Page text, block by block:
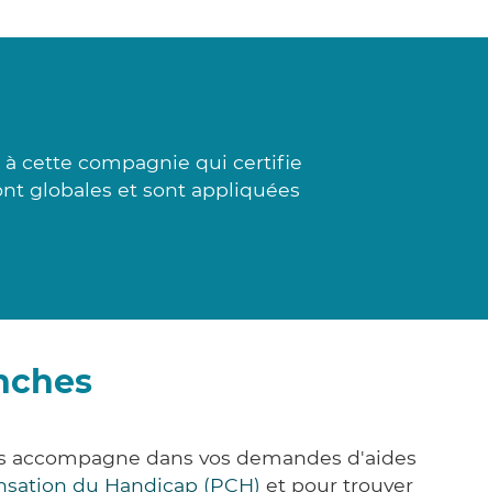
à cette compagnie qui certifie
globales et sont appliquées
dans vos demandes d'aides
du Handicap (PCH) et pour trouver